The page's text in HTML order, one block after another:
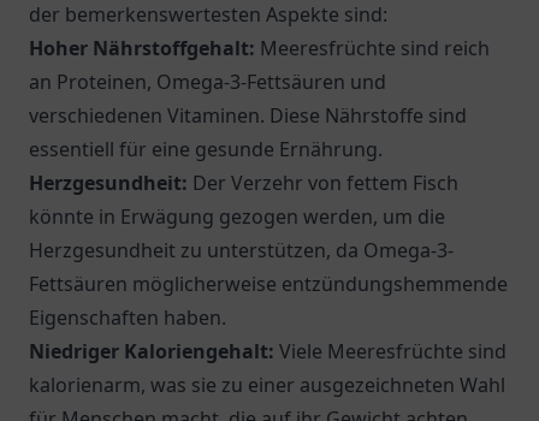
der bemerkenswertesten Aspekte sind:
Hoher Nährstoffgehalt: Meeresfrüchte sind reich
an Proteinen, Omega-3-Fettsäuren und
verschiedenen Vitaminen. Diese Nährstoffe sind
essentiell für eine gesunde Ernährung.
Herzgesundheit: Der Verzehr von fettem Fisch
könnte in Erwägung gezogen werden, um die
Herzgesundheit zu unterstützen, da Omega-3-
Fettsäuren möglicherweise entzündungshemmende
Eigenschaften haben.
Niedriger Kaloriengehalt: Viele Meeresfrüchte sind
kalorienarm, was sie zu einer ausgezeichneten Wahl